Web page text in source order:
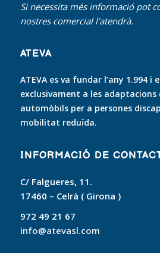
Si necessita més informació pot
nostres comercial l'atendrà.
ATEVA
ATEVA es va fundar l’any 1.994 i
exclusivament a les adaptacions
automòbils per a persones
mobilitat reduïda.
INFORMACIÓ DE
C/ Falgueres, 11.
17460 – Celrà ( Girona )
972 49 21 67
info@atevasl.com